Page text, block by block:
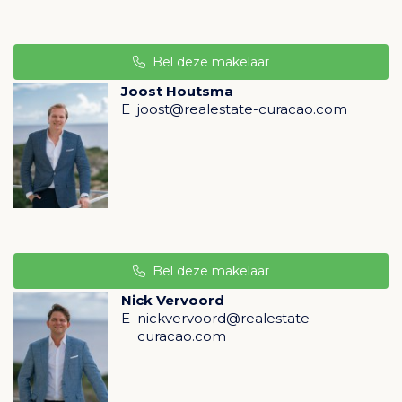
privé-doodlopende straat
•⁠ ⁠Optioneel: volledig ingericht met Europese
designmeubels
Exclusieve leefstijl én investering
Deze villa is uitermate geschikt als primaire of tweede
woning en biedt daarnaast uitstekende
investeringsmogelijkheden. De woning komt in
Program, waarmee internationale kopers via
vastgoedbelegging een verblijfsvergunning kunnen
verkrijgen. Dankzij Curaçao’s stabiele economie,
gunstige fiscale klimaat en groeiende vraag naar high-
end vastgoed is dit een unieke kans om een van de
meest exclusieve eigendommen van het eiland te
verwerven.
Bel deze makelaar
Joost Houtsma
E joost@realestate-curacao.com
Bel deze makelaar
Nick Vervoord
E nickvervoord@realestate-
curacao.com